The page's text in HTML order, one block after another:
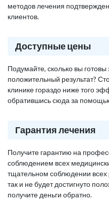
методов лечения
клиентов.
Доступные цены
Подумайте, сколько вы
положительный результат?
клинике гораздо ниже того
обратившись сюда за
Гарантия лечения
Получите гарантию на
соблюдением всех
тщательном соблюдении
так и не будет достигнуто
получите деньги обратно.